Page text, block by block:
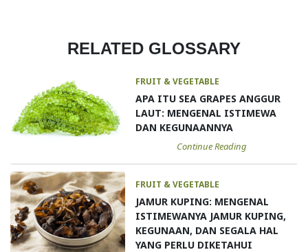
RELATED GLOSSARY
FRUIT & VEGETABLE
APA ITU SEA GRAPES ANGGUR
LAUT: MENGENAL ISTIMEWA
DAN KEGUNAANNYA
Continue Reading
FRUIT & VEGETABLE
JAMUR KUPING: MENGENAL
ISTIMEWANYA JAMUR KUPING,
KEGUNAAN, DAN SEGALA HAL
YANG PERLU DIKETAHUI